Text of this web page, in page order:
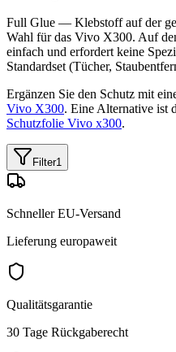
Full Glue — Klebstoff auf der
Wahl für das Vivo X300. Auf
einfach und erfordert keine
Standardset (Tücher,
Ergänzen Sie den Schutz mit
Vivo X300. Eine Alternative ist
Schutzfolie Vivo x300.
Filter1
Schneller EU-Versand
Lieferung europaweit
Qualitätsgarantie
30 Tage Rückgaberecht